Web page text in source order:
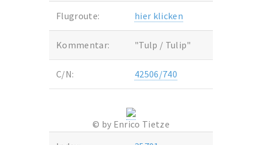
Flugroute: hier klicken
Kommentar: "Tulp / Tulip"
C/N: 42506/740
© by Enrico Tietze